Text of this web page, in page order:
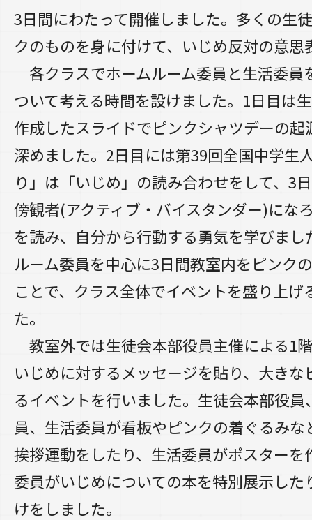
3日間にわたって開催しました。多くの生
クのものを身に付けて、いじめ反対の意思
各クラスでホームルーム委員と生活委員
ついて考える時間を設けました。1日目は
作成したスライドでピンクシャツデーの起
深めました。2日目には第39回全国中学生
り」は「いじめ」の読み合わせをして、3
傍観者(アクティブ・バイスタンダー)にな
を読み、自分から行動する勇気を学びまし
ルーム委員を中心に3日間教室内をピンク
ことで、クラス全体でイベントを盛り上げ
た。
教室外では生徒会本部役員主催による1
いじめに対するメッセージを貼り、大きな
るイベントを行いました。生徒会本部役員
員、生活委員が看板やピンクの着ぐるみな
挨拶運動をしたり、生活委員がポスターを
委員がいじめについての本を特別展示した
けをしました。